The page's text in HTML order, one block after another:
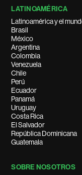
LATINOAMÉRICA
Latinoamérica y el
Brasil
México
Argentina
Colombia
Venezuela
Chile
Perú
Ecuador
Panamá
Uruguay
Costa Rica
El Salvador
República Dominicana
Guatemala
SOBRE NOSOTROS